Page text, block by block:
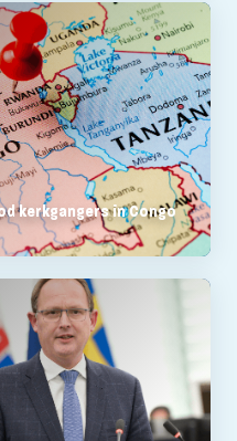
kerkgangers in Congo